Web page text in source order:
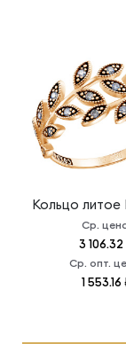
Кольцо литое
Ср.
3 106.32
Ср. опт.
1 553.16